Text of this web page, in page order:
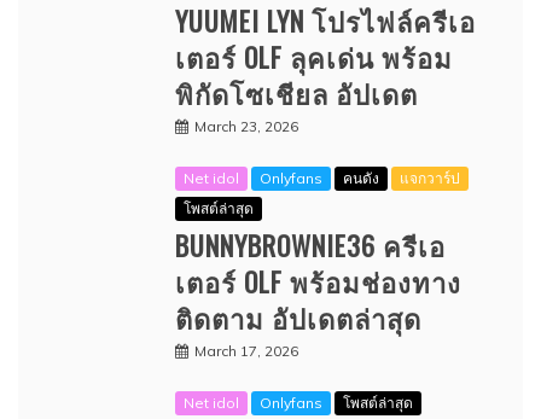
YUUMEI LYN โปรไฟล์ครีเอ
เตอร์ OLF ลุคเด่น พร้อม
พิกัดโซเชียล อัปเดต
March 23, 2026
Net idol Onlyfans คนดัง
แจกวาร์ป
โพสต์ล่าสุด
BUNNYBROWNIE36 ครีเอ
เตอร์ OLF พร้อมช่องทาง
ติดตาม อัปเดตล่าสุด
March 17, 2026
Net idol Onlyfans โพสต์ล่าสุด